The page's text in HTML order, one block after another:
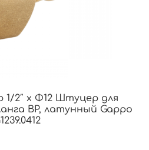
1/2″ x Φ12 Штуцер для
ВР, латунный Gappo